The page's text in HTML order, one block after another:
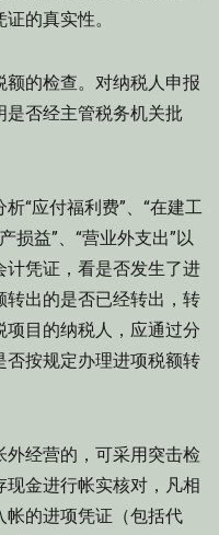
的真实性。
的检查。对纳税人申报
是否经主管税务机关批
“应付福利费”、“在建工
损益”、“营业外支出”以
计凭证，看是否发生了进
出的是否已经转出，转
目的纳税人，应通过分
按规定办理进项税额转
经营的，可采用突击检
金进行帐实核对，凡相
帐的进项凭证（包括代